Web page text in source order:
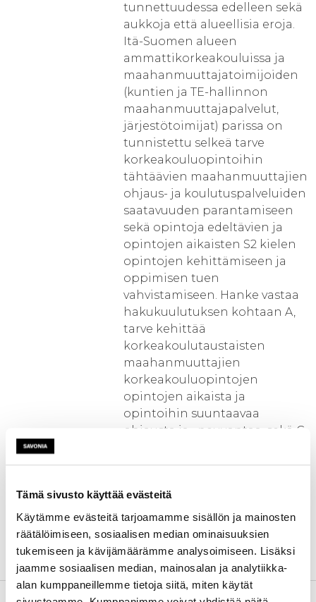
Tämä sivusto käyttää evästeitä
Käytämme evästeitä tarjoamamme sisällön ja mainosten
räätälöimiseen, sosiaalisen median ominaisuuksien
tukemiseen ja kävijämäärämme analysoimiseen. Lisäksi
jaamme sosiaalisen median, mainosalan ja analytiikka-
alan kumppaneillemme tietoja siitä, miten käytät
tunnettuudessa edelleen sekä
aukkoja että alueellisia eroja.
Itä-Suomen alueen
ammattikorkeakouluissa ja
maahanmuuttajatoimijoiden
(kuntien ja TE-hallinnon
maahanmuuttajapalvelut,
järjestötoimijat) parissa on
tunnistettu selkeä tarve
korkeakouluopintoihin
tähtäävien maahanmuuttajien
ohjaus- ja koulutuspalveluiden
saatavuuden parantamiseen
sekä opintoja edeltävien ja
opintojen aikaisten S2 kielen
opintojen kehittämiseen ja
oppimisen tuen
vahvistamiseen. Hanke vastaa
hakukuulutuksen kohtaan A,
tarve kehittää
korkeakoulutaustaisten
maahanmuuttajien
korkeakouluopintojen
opintojen aikaista ja
opintoihin suuntaavaa
ohjausta ja –neuvontaa, sekä C,
sujuvoittaminen ja opintojen
myös hakukuulutuksen
tavoitteeseen B, osaamisen
tunnistamisen käytänteiden
kehittäminen (ohjauspalvelun
rakentaminen).
Toimenpiteet 1. tiivis nykytila-analyysi, joka